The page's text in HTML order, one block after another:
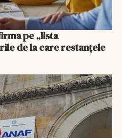
pe „lista
de la care restanțele